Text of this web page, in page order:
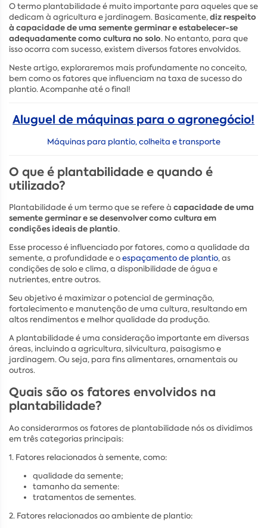
O termo plantabilidade é muito importante para aqueles que se
dedicam à agricultura e jardinagem. Basicamente,diz respeito
à capacidade de uma semente germinar e estabelecer-se
adequadamente como cultura no solo. No entanto, para que
isso ocorra com sucesso, existem diversos fatores envolvidos.
Neste artigo, exploraremos mais profundamente no conceito,
bem como os fatores que influenciam na taxa de sucesso do
plantio. Acompanhe até o final!
Aluguel de máquinas para o agronegócio!
Máquinas para plantio, colheita e transporte
O que é plantabilidade e quando é
utilizado?
Plantabilidade é um termo que se refere à capacidade de uma
semente germinar e se desenvolver como cultura em
condições ideais de plantio.
Esse processo é influenciado por fatores, como a qualidade da
semente, a profundidade e oespaçamento de plantio, as
condições de solo e clima, a disponibilidade de água e
nutrientes, entre outros.
Seu objetivo é maximizar o potencial de germinação,
fortalecimento e manutenção de uma cultura, resultando em
altos rendimentos e melhor qualidade da produção.
A plantabilidade é uma consideração importante em diversas
áreas, incluindo a agricultura, silvicultura, paisagismo e
jardinagem. Ou seja, para fins alimentares, ornamentais ou
outros.
Quais são os fatores envolvidos na
plantabilidade?
Ao considerarmos os fatores de plantabilidade nós os dividimos
em três categorias principais:
1. Fatores relacionados à semente, como:
qualidade da semente;
tamanho da semente:
tratamentos de sementes.
2. Fatores relacionados ao ambiente de plantio: